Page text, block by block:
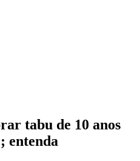
tabu de 10 anos
entenda